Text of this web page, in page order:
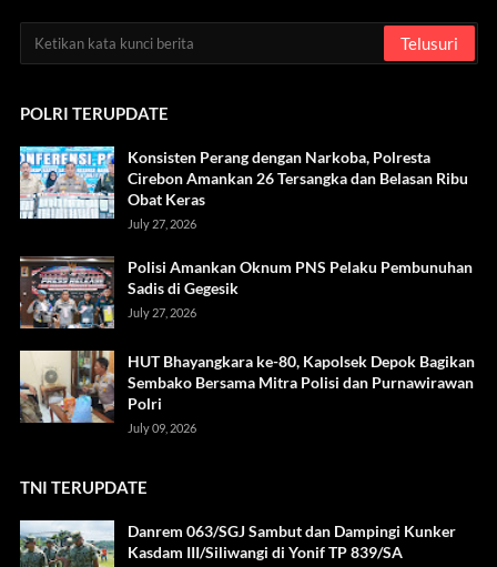
POLRI TERUPDATE
Konsisten Perang dengan Narkoba, Polresta
Cirebon Amankan 26 Tersangka dan Belasan Ribu
Obat Keras
July 27, 2026
Polisi Amankan Oknum PNS Pelaku Pembunuhan
Sadis di Gegesik
July 27, 2026
HUT Bhayangkara ke-80, Kapolsek Depok Bagikan
Sembako Bersama Mitra Polisi dan Purnawirawan
Polri
July 09, 2026
TNI TERUPDATE
Danrem 063/SGJ Sambut dan Dampingi Kunker
Kasdam III/Siliwangi di Yonif TP 839/SA